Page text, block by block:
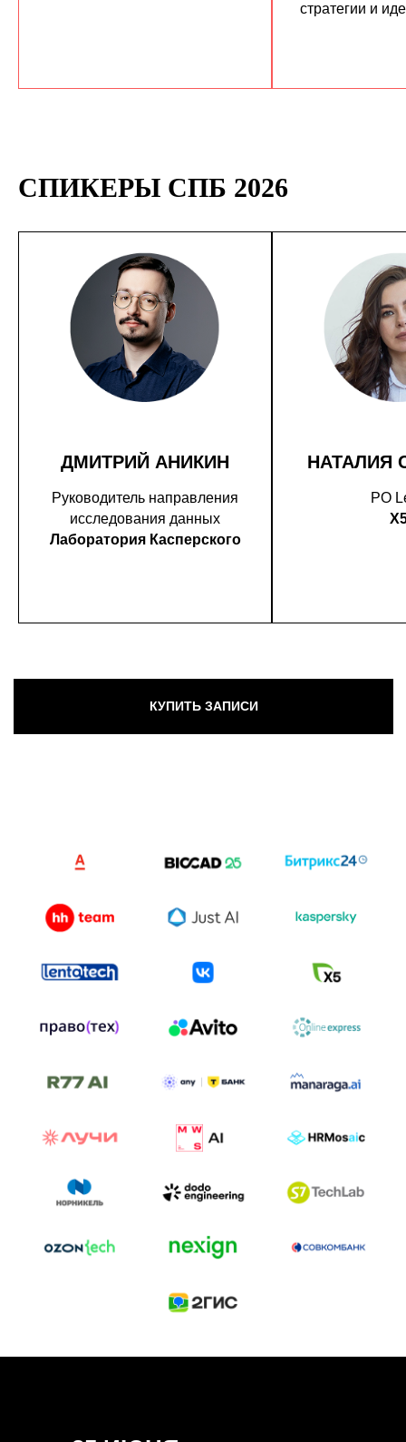
стратегии и
СПИКЕРЫ СПБ 2026
ДМИТРИЙ АНИКИН
Руководитель направления
исследования данных
Лаборатория Касперского
НАТАЛИЯ
PO
к построению бизнеса и созданию технологий под
И БИТВА АГЕНТОВ